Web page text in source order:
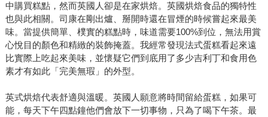
中購買糕點，然而英國人卻是在家烘焙。英國烘焙食品的獨特性
也與此相關。司康在剛出爐、掰開時還在冒煙的時候嘗起來最美
味。當提供簡單、樸實的糕點時，味道需要100%到位，無法用賞
心悅目的顏色和精緻的裝飾掩蓋。我經常發現法式蛋糕看起來遠
比實際上吃起來美味，並懷疑它們到底用了多少吉利丁和食用色
素才有如此「完美無瑕」的外型。
英式烘焙代表舒適與溫暖。英國人願意將時間留給蛋糕，如果可
能，每天下午四點鐘他們會放下一切事物，只為了喝下午茶。最